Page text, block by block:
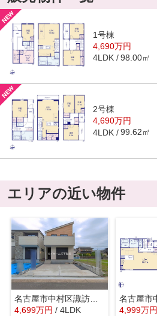
1号棟
4,690万円
4LDK 98.00㎡
2号棟
4,690万円
4LDK 99.62㎡
エリアの近い物件
名古屋市中村区諏訪町２丁目5『仲介料無料』新築戸建て
4,699万円 / 4LDK
4,999万円